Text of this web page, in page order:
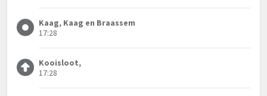
Kaag, Kaag en Braassem
17:28
Kooisloot,
17:28